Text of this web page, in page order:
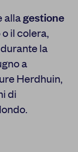
allagestione
il colera,
la
a
Herdhuin,
di